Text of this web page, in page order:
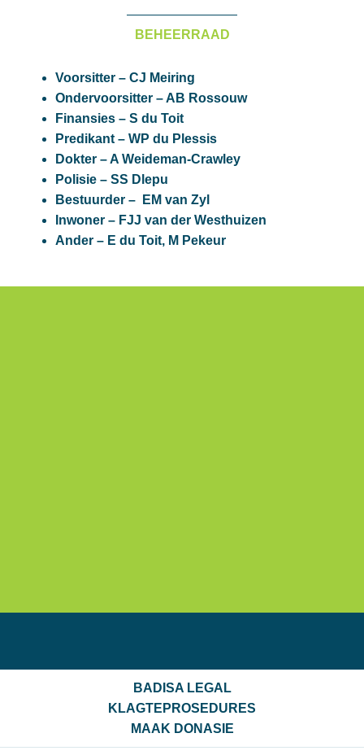
BEHEERRAAD
Voorsitter – CJ Meiring
Ondervoorsitter – AB Rossouw
Finansies – S du Toit
Predikant – WP du Plessis
Dokter – A Weideman-Crawley
Polisie – SS Dlepu
Bestuurder – EM van Zyl
Inwoner – FJJ van der Westhuizen
Ander – E du Toit, M Pekeur
BADISA LEGAL
KLAGTEPROSEDURES
MAAK DONASIE